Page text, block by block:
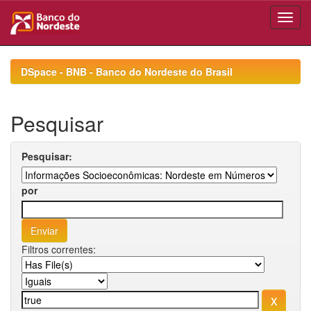
navigationDSpace - BNB - Banco do Nordeste do Brasil
Pesquisar
Pesquisar:
por
Filtros correntes: